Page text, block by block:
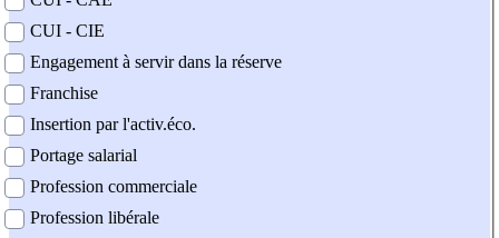
CUI - CIE
Engagement à servir dans la réserve
Franchise
Insertion par l'activ.éco.
Portage salarial
Profession commerciale
Profession libérale